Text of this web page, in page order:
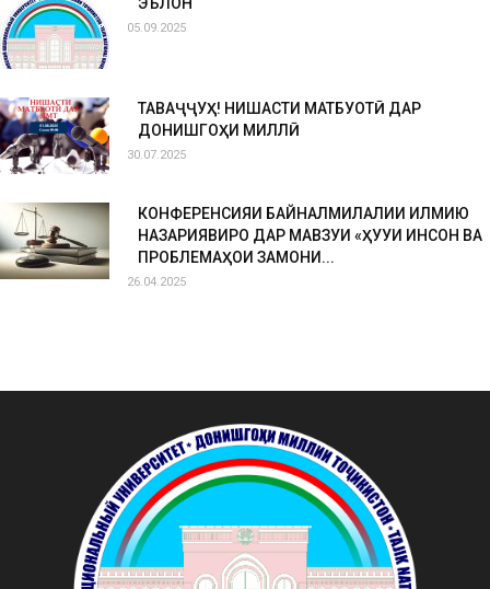
05.09.2025
ТАВАҶҶУҲ! НИШАСТИ МАТБУОТӢ ДАР
ДОНИШГОҲИ МИЛЛӢ
30.07.2025
КОНФЕРЕНСИЯИ БАЙНАЛМИЛАЛИИ ИЛМИЮ
НАЗАРИЯВИРО ДАР МАВЗУИ «ҲУҚУҚИ ИНСОН ВА
ПРОБЛЕМАҲОИ ЗАМОНИ...
26.04.2025